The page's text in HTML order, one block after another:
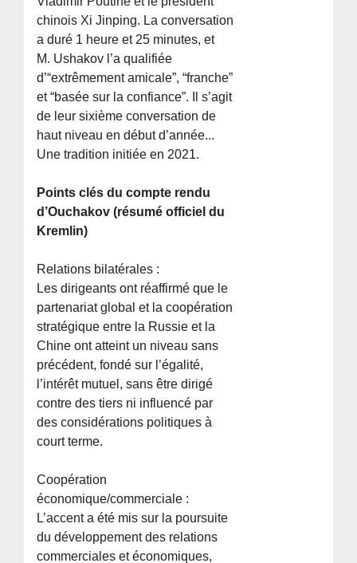
chinois Xi Jinping. La conversation
a duré 1 heure et 25 minutes, et
M. Ushakov l’a qualifiée
d’“extrêmement amicale”, “franche”
et “basée sur la confiance”. Il s’agit
de leur sixième conversation de
haut niveau en début d’année...
Une tradition initiée en 2021.
Points clés du compte rendu
d’Ouchakov (résumé officiel du
Kremlin)
Relations bilatérales :
Les dirigeants ont réaffirmé que le
partenariat global et la coopération
stratégique entre la Russie et la
Chine ont atteint un niveau sans
précédent, fondé sur l’égalité,
l’intérêt mutuel, sans être dirigé
contre des tiers ni influencé par
des considérations politiques à
court terme.
Coopération
économique/commerciale :
L’accent a été mis sur la poursuite
du développement des relations
commerciales et économiques,